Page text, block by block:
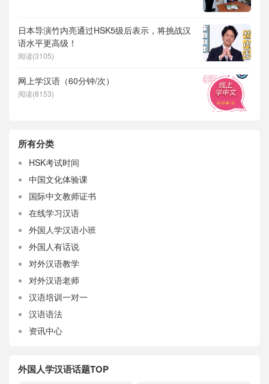
日本导演竹内亮通过HSK5级后表示，将挑战汉
语水平更高级！
阅读(3105)
网上学汉语（60分钟/次）
阅读(8153)
所有分类
HSK考试时间
中国文化体验课
国际中文教师证书
在线学习汉语
外国人学汉语小班
外国人有话说
对外汉语教学
对外汉语老师
汉语培训一对一
汉语语法
资讯中心
外国人学汉语话题TOP